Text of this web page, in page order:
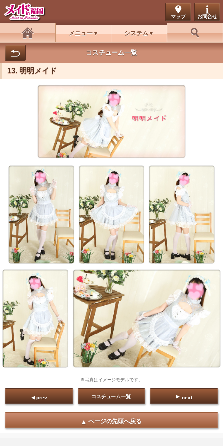
マップ お問合せ
ホーム
メニュー システム
お好み検索
コスチューム一覧
13. 明明メイド
※写真はイメージモデルです。
prev コスチューム一覧 next
ページの先頭へ戻る